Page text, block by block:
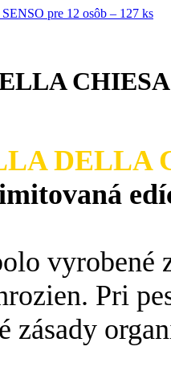
pre 12 osôb – 127 ks
DELLA
vyrobené
Pri
zásady